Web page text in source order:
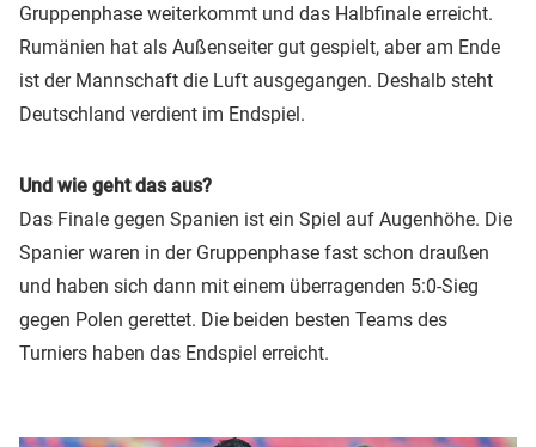
Gruppenphase weiterkommt und das Halbfinale erreicht.
Rumänien hat als Außenseiter gut gespielt, aber am Ende
ist der Mannschaft die Luft ausgegangen. Deshalb steht
Deutschland verdient im Endspiel.
Und wie geht das aus?
Das Finale gegen Spanien ist ein Spiel auf Augenhöhe. Die
Spanier waren in der Gruppenphase fast schon draußen
und haben sich dann mit einem überragenden 5:0-Sieg
gegen Polen gerettet. Die beiden besten Teams des
Turniers haben das Endspiel erreicht.